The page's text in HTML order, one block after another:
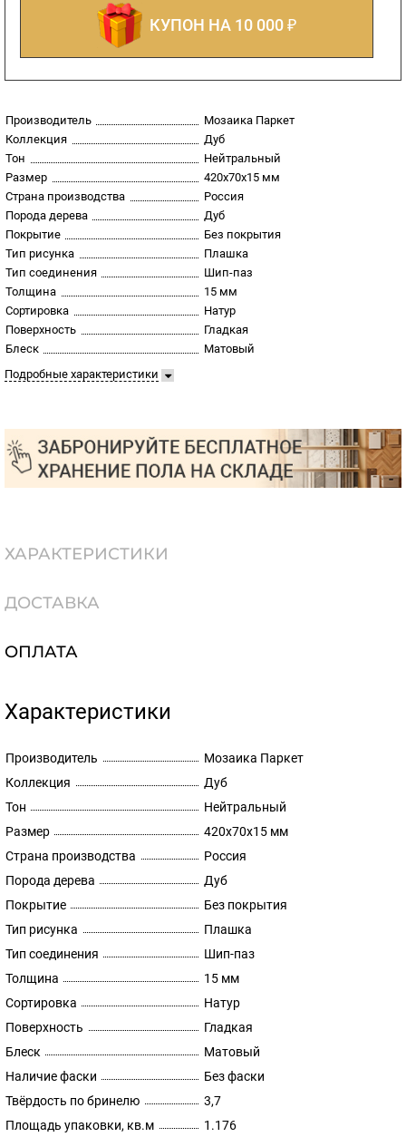
КУПОН НА 10 000 ₽
Производитель
Мозаика Паркет
Коллекция
Дуб
Тон
Нейтральный
Размер
420х70х15 мм
Страна производства
Россия
Порода дерева
Дуб
Покрытие
Без покрытия
Тип рисунка
Плашка
Тип соединения
Шип-паз
Толщина
15 мм
Сортировка
Натур
Поверхность
Гладкая
Блеск
Матовый
Подробные характеристики
ХАРАКТЕРИСТИКИ
ДОСТАВКА
ОПЛАТА
Характеристики
Производитель
Мозаика Паркет
Коллекция
Дуб
Тон
Нейтральный
Размер
420х70х15 мм
Страна производства
Россия
Порода дерева
Дуб
Покрытие
Без покрытия
Тип рисунка
Плашка
Тип соединения
Шип-паз
Толщина
15 мм
Сортировка
Натур
Поверхность
Гладкая
Блеск
Матовый
Наличие фаски
Без фаски
Твёрдость по бринелю
3,7
Площадь упаковки, кв.м
1.176